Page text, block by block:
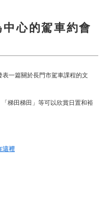
心的駕車約會
一篇關於長門市駕車課程的文
梯田梯田」等可以欣賞日置和裕
這裡